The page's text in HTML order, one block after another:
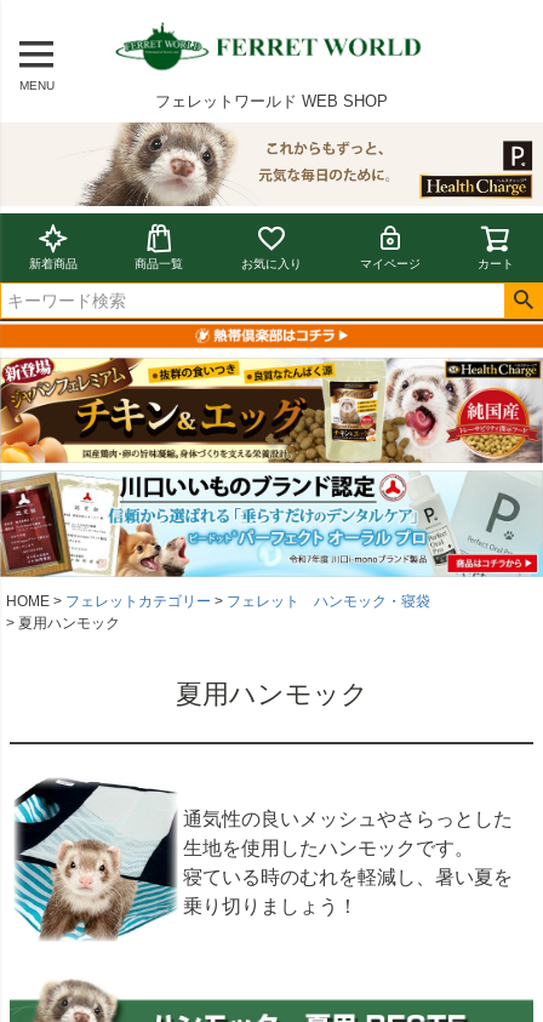
MENU
フェレットワールド WEB SHOP
新着商品 商品一覧 お気に入り マイページ カート
HOME フェレットカテゴリー
フェレット ハンモック・寝袋
夏用ハンモック
夏用ハンモック
通気性の良いメッシュやさらっとした
生地を使用したハンモックです。
寝ている時のむれを軽減し、暑い夏を
乗り切りましょう！